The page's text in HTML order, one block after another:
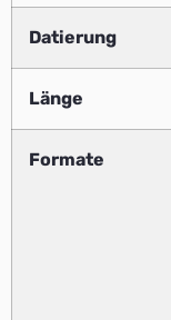
Datierung
Länge
Formate